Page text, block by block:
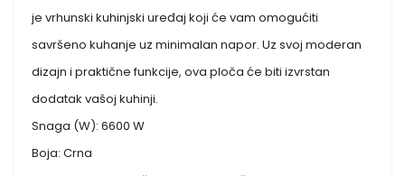
je vrhunski kuhinjski uređaj koji će vam omogućiti
savršeno kuhanje uz minimalan napor. Uz svoj moderan
dizajn i praktične funkcije, ova ploča će biti izvrstan
dodatak vašoj kuhinji.
Snaga (W): 6600 W
Boja: Crna